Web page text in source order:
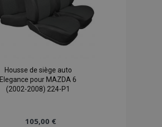
Housse de siège auto
Elegance pour MAZDA 6
(2002-2008) 224-P1
105,00 €